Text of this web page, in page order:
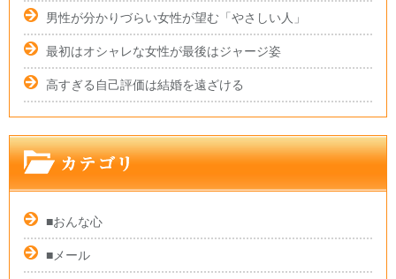
男性が分かりづらい女性が望む「やさしい人」
最初はオシャレな女性が最後はジャージ姿
高すぎる自己評価は結婚を遠ざける
■おんな心
■メール